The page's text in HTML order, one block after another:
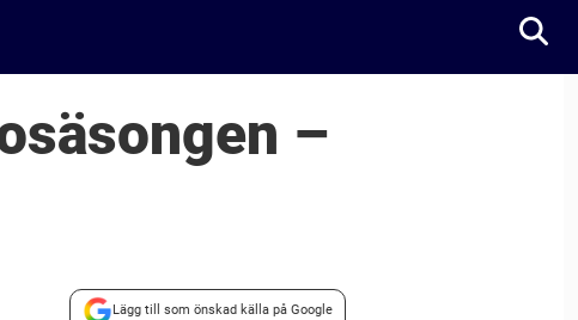
–
Lägg till som önskad källa på Google